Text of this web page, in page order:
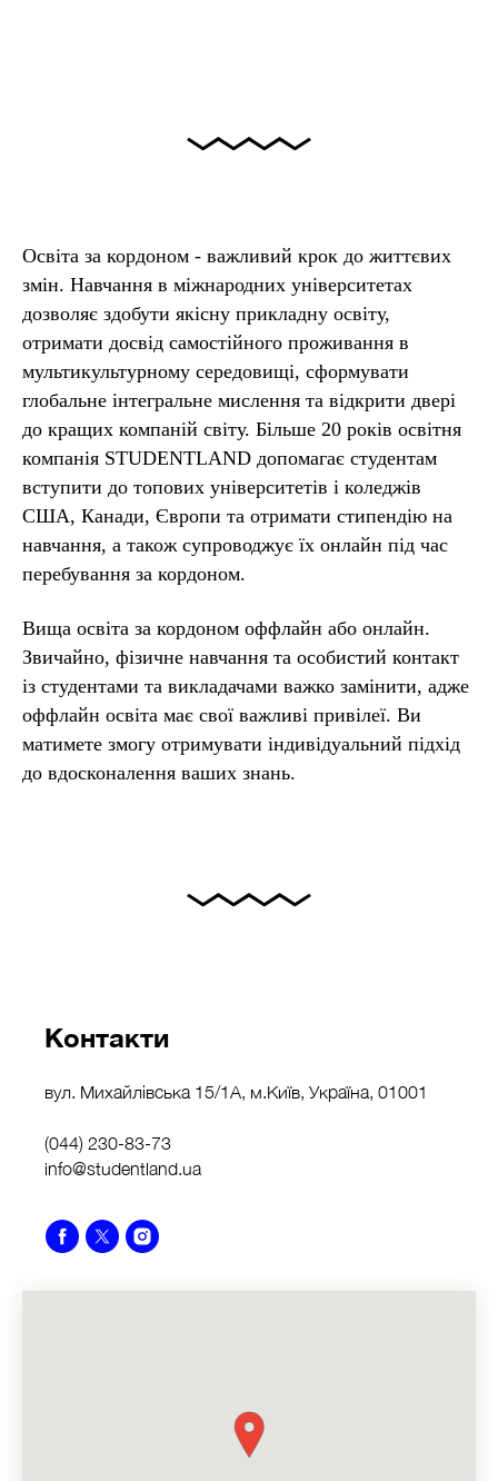
Освіта за кордоном - важливий крок до життєвих
змін. Навчання в міжнародних університетах
дозволяє здобути якісну прикладну освіту,
отримати досвід самостійного проживання в
мультикультурному середовищі, сформувати
глобальне інтегральне мислення та відкрити двері
до кращих компаній світу. Більше 20 років освітня
компанія STUDENTLAND допомагає студентам
вступити до топових університетів і коледжів
США, Канади, Європи та отримати стипендію на
навчання, а також супроводжує їх онлайн під час
перебування за кордоном.
Вища освіта за кордоном оффлайн або онлайн.
Звичайно, фізичне навчання та особистий контакт
із студентами та викладачами важко замінити, адже
оффлайн освіта має свої важливі привілеї. Ви
матимете змогу отримувати індивідуальний підхід
до вдосконалення ваших знань.
Контакти
вул. Михайлівська 15/1А, м.Київ, Україна, 01001
(044) 230-83-73
info@studentland.ua